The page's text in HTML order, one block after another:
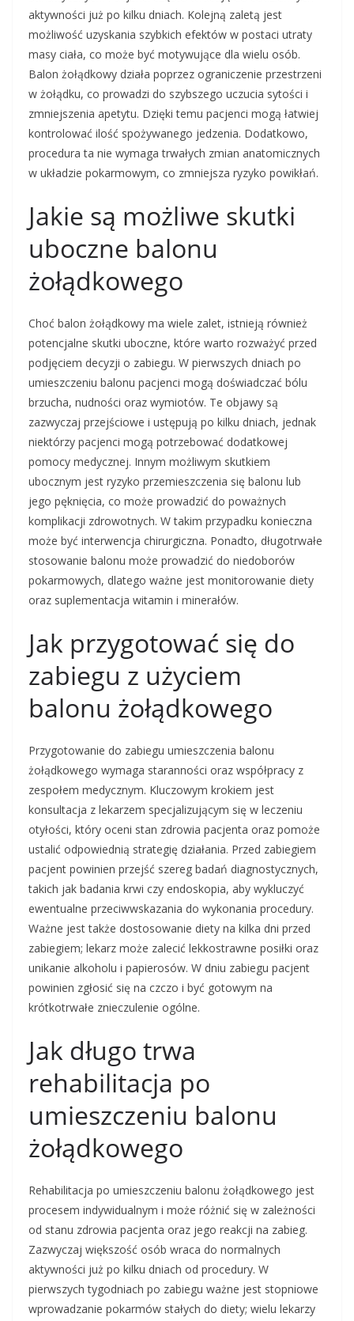
aktywności już po kilku dniach. Kolejną zaletą jest
możliwość uzyskania szybkich efektów w postaci utraty
masy ciała, co może być motywujące dla wielu osób.
Balon żołądkowy działa poprzez ograniczenie przestrzeni
w żołądku, co prowadzi do szybszego uczucia sytości i
zmniejszenia apetytu. Dzięki temu pacjenci mogą łatwiej
kontrolować ilość spożywanego jedzenia. Dodatkowo,
procedura ta nie wymaga trwałych zmian anatomicznych
w układzie pokarmowym, co zmniejsza ryzyko powikłań.
Jakie są możliwe skutki
uboczne balonu
żołądkowego
Choć balon żołądkowy ma wiele zalet, istnieją również
potencjalne skutki uboczne, które warto rozważyć przed
podjęciem decyzji o zabiegu. W pierwszych dniach po
umieszczeniu balonu pacjenci mogą doświadczać bólu
brzucha, nudności oraz wymiotów. Te objawy są
zazwyczaj przejściowe i ustępują po kilku dniach, jednak
niektórzy pacjenci mogą potrzebować dodatkowej
pomocy medycznej. Innym możliwym skutkiem
ubocznym jest ryzyko przemieszczenia się balonu lub
jego pęknięcia, co może prowadzić do poważnych
komplikacji zdrowotnych. W takim przypadku konieczna
może być interwencja chirurgiczna. Ponadto, długotrwałe
stosowanie balonu może prowadzić do niedoborów
pokarmowych, dlatego ważne jest monitorowanie diety
oraz suplementacja witamin i minerałów.
Jak przygotować się do
zabiegu z użyciem
balonu żołądkowego
Przygotowanie do zabiegu umieszczenia balonu
żołądkowego wymaga staranności oraz współpracy z
zespołem medycznym. Kluczowym krokiem jest
konsultacja z lekarzem specjalizującym się w leczeniu
otyłości, który oceni stan zdrowia pacjenta oraz pomoże
ustalić odpowiednią strategię działania. Przed zabiegiem
pacjent powinien przejść szereg badań diagnostycznych,
takich jak badania krwi czy endoskopia, aby wykluczyć
ewentualne przeciwwskazania do wykonania procedury.
Ważne jest także dostosowanie diety na kilka dni przed
zabiegiem; lekarz może zalecić lekkostrawne posiłki oraz
unikanie alkoholu i papierosów. W dniu zabiegu pacjent
powinien zgłosić się na czczo i być gotowym na
krótkotrwałe znieczulenie ogólne.
Jak długo trwa
rehabilitacja po
umieszczeniu balonu
żołądkowego
Rehabilitacja po umieszczeniu balonu żołądkowego jest
procesem indywidualnym i może różnić się w zależności
od stanu zdrowia pacjenta oraz jego reakcji na zabieg.
Zazwyczaj większość osób wraca do normalnych
aktywności już po kilku dniach od procedury. W
pierwszych tygodniach po zabiegu ważne jest stopniowe
wprowadzanie pokarmów stałych do diety; wielu lekarzy